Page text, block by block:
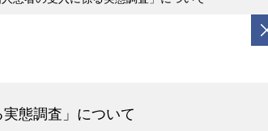
態調査」について